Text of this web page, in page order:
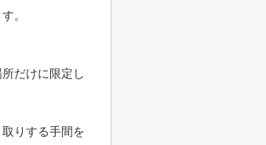
。
だけに限定し
りする手間を